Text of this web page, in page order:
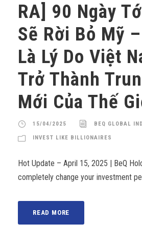
RA] 90 Ngày
Sẽ Rời Bỏ Mỹ
Là Lý Do Việt
Trở Thành
Mới Của Thế
15/04/2025 BEQ GLOBAL
INVEST LIKE BILLIONAIRES
Hot Update – April 15, 2025 | BeQ
completely change your investment
READ MORE